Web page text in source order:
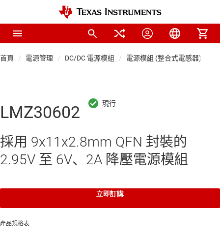
首頁 電源管理 DC/DC 電源模組 電源模組 (整合式電感器)
LMZ30602
採用 9x11x2.8mm QFN 封裝的
2.95V 至 6V、2A 降壓電源模組
立即訂購
產品規格表